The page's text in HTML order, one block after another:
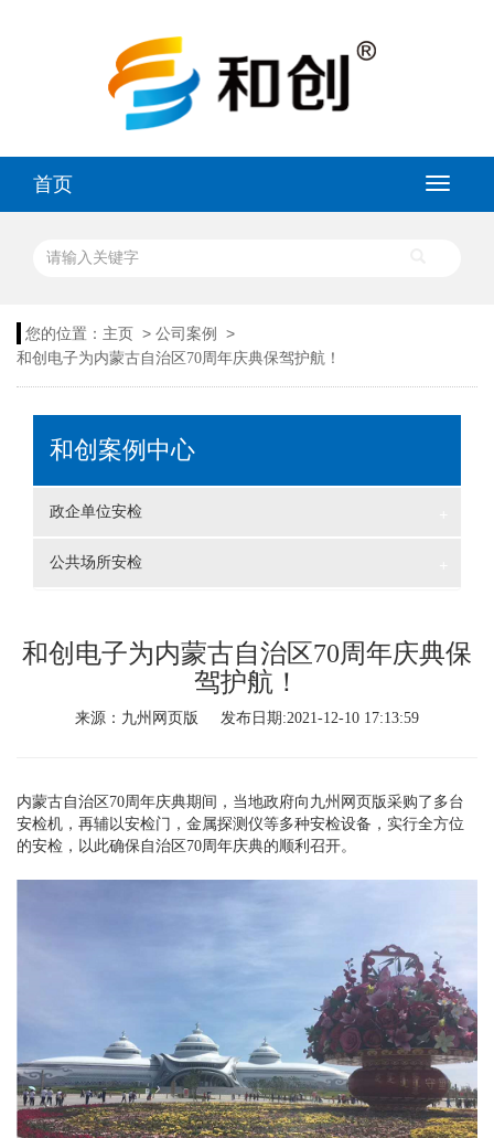
首页
您的位置： 主页 > 公司案例 >
和创电子为内蒙古自治区70周年庆典保驾护航！
和创案例中心
政企单位安检
公共场所安检
和创电子为内蒙古自治区70周年庆典保
驾护航！
来源：九州网页版 发布日期:2021-12-10 17:13:59
内蒙古自治区70周年庆典期间，当地政府向九州网页版采购了多台
安检机，再辅以安检门，金属探测仪等多种安检设备，实行全方位
的安检，以此确保自治区70周年庆典的顺利召开。